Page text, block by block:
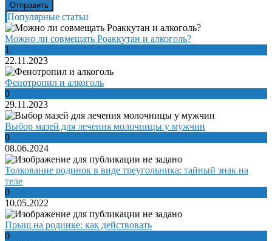
Популярные статьи
Можно ли совмещать Роаккутан и алкоголь?
1
22.11.2023
Фенотропил и алкоголь
0
29.11.2023
Выбор мазей для лечения молочницы у мужчин
0
08.06.2024
Толкование родинок в виде треугольника: тайный знак на
теле
0
10.05.2022
Прыщ на родинке: как действовать
0